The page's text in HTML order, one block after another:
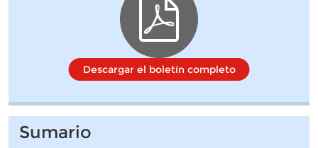
Descargar el boletín completo
Sumario